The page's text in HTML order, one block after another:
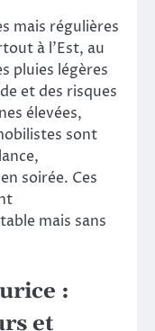
mais régulières
à l’Est, au
pluies légères
et des risques
élevées,
sont
soirée. Ces
mais sans
:
et